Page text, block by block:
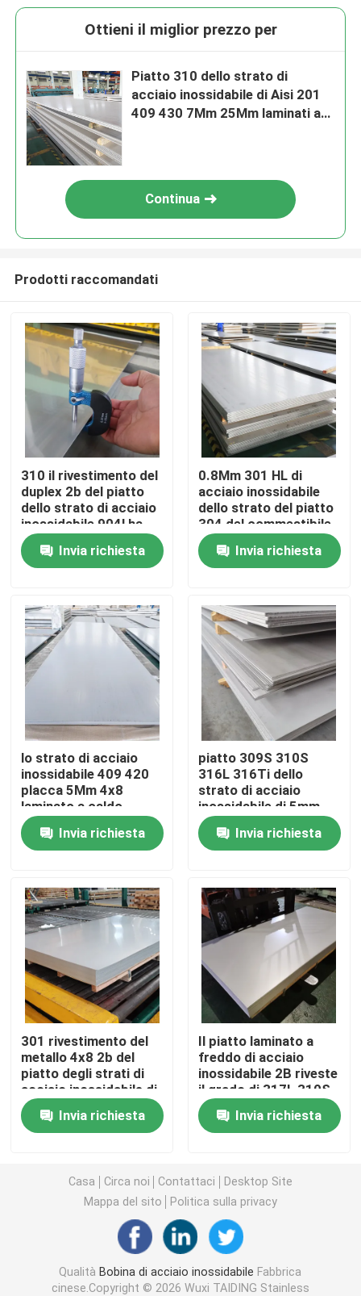
Prodotti
Video
Su di noi
Visita alla fabbrica
Controllo della qualità
Contattaci
Chiedi un preventivo
striscia di acciaio inossidabile
Piatto dello strato di acciaio inossidabile
strato decorativo di acciaio inossidabile
Acciaio inossidabile resistente all' ingiallimento
Acciaio inossidabile antibatterico
Auto-pulizia in acciaio inossidabile
Tubo saldato di acciaio inossidabile
Tondino di acciaio inossidabile
Ottieni il miglior prezzo per
Piatto 310 dello strato di
acciaio inossidabile di Aisi 201
409 430 7Mm 25Mm laminati a
Continua
Prodotti raccomandati
310 il rivestimento del
duplex 2b del piatto
dello strato di acciaio
inossidabile 904l ha
laminato a freddo
0.2MmInvia richiesta
0.8Mm 301 HL di
acciaio inossidabile
dello strato del piatto
304 del commestibile
304L 316
Invia richiesta
lo strato di acciaio
inossidabile 409 420
placca 5Mm 4x8
laminato a caldo
10Mm
Invia richiesta
piatto 309S 310S
316L 316Ti dello
strato di acciaio
inossidabile di 5mm
6Mm laminato a caldo
Invia richiesta
301 rivestimento del
metallo 4x8 2b del
piatto degli strati di
acciaio inossidabile di
309S 310S
Invia richiesta
Il piatto laminato a
freddo di acciaio
inossidabile 2B riveste
il grado di 317L 310S
431
Invia richiesta
Casa Circa noi Contattaci
Desktop Site
Mappa del sito
Politica sulla privacy
Qualità Bobina di acciaio inossidabile Fabbrica
cinese.Copyright © 2026 Wuxi TAIDING Stainless